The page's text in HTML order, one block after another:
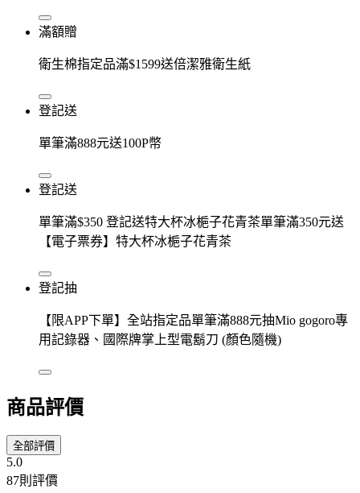
滿額贈
衛生棉指定品滿$1599送倍潔雅衛生紙
登記送
單筆滿888元送100P幣
登記送
單筆滿$350 登記送特大杯冰梔子花青茶單筆滿350元送
【電子票券】特大杯冰梔子花青茶
登記抽
【限APP下單】全站指定品單筆滿888元抽Mio gogoro專
用記錄器、國際牌掌上型電鬍刀 (顏色隨機)
商品評價
全部評價
5.0
87則評價